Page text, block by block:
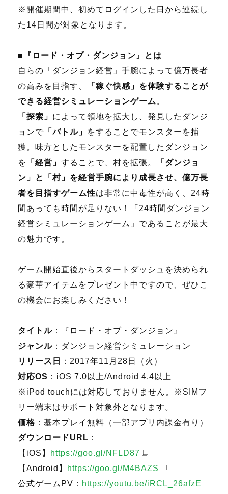
※開催期間中、初めてログインした日から連続し
た14日間が対象となります。
■『ロード・オブ・ダンジョン』とは
自らの「ダンジョン経営」手腕によって億万長者
の高みを目指す、
「稼ぐ快感」を体験することが
できる経営シミュレーションゲーム 。
「探索」 によって領地を拡大し、発見したダンジ
ョンで 「バトル」
をすることでモンスターを捕
獲。味方としたモンスターを配置したダンジョン
を
「経営」 することで、村を拡張。
「ダンジョ
ン」と「村」を経営手腕により成長させ、億万長
者を目指すゲーム性は非常に中毒性が高く、24時
間あっても時間が足りない！「24時間ダンジョン
経営シミュレーションゲーム」であることが最大
の魅力です。
ゲーム開始直後からスタートダッシュを決められ
る豪華アイテムをプレゼント中ですので、ぜひこ
の機会にお楽しみください！
タイトル ：『ロード・オブ・ダンジョン』
ジャンル ：ダンジョン経営シミュレーション
リリース日
：2017年11月28日（火）
対応OS ：iOS 7.0以上/Android 4.4以上
※iPod touchには対応しておりません。※SIMフ
リー端末はサポート対象外となります。
価格 ：基本プレイ無料（一部アプリ内課金有り）
ダウンロードURL ：
【iOS】
https://goo.gl/NFLD87
【Android】
https://goo.gl/M4BAZS
公式ゲームPV： https://youtu.be/iRCL_26afzE